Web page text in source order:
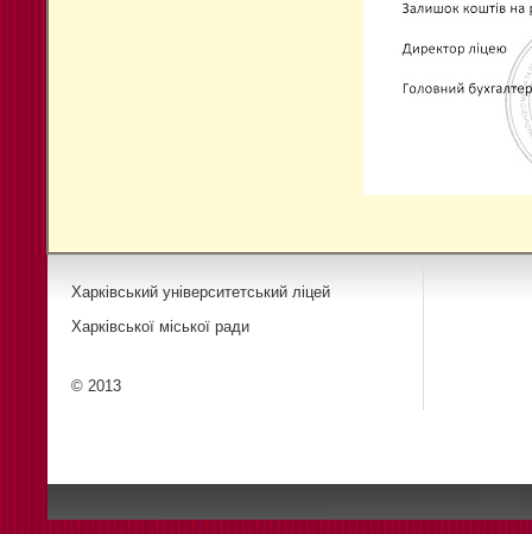
Харківський університетський ліцей
Харківської міської ради
© 2013